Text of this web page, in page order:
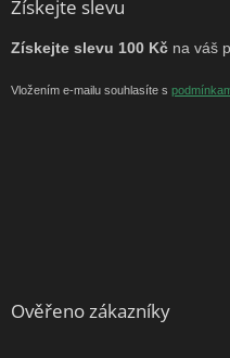
Získejte slevu
Získejte slevu 100 Kč na váš
Vložením e-mailu souhlasíte s
Ověřeno zákazníky